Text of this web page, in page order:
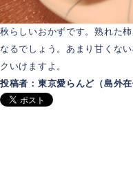
秋らしいおかずです。熟れた
なるでしょう。あまり甘くな
クいけますよ。
投稿者：東京愛らんど（島外在